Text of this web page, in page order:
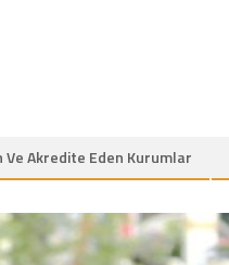
Ve Akredite Eden Kurumlar